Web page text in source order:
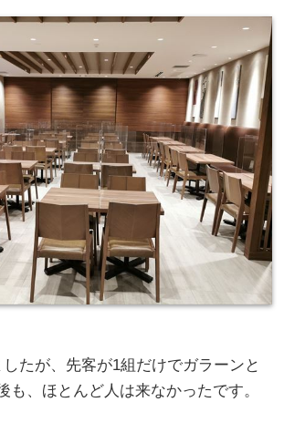
たが、先客が1組だけでガラーンと
も、ほとんど人は来なかったです。